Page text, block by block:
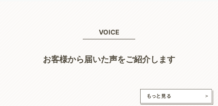
VOICE
お客様から届いた声をご紹介します